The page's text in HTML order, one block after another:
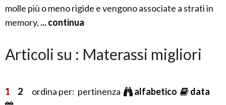
molle più o meno rigide e vengono associate a strati in
memory, ... continua
Articoli su : Materassi migliori
1 2 ordina per: pertinenza alfabetico data